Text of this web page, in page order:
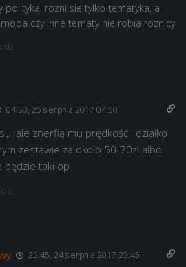
polityka, rozni sie tylko tematyka, a
czy inne tematy nie robia roznicy
04:50, 25 sierpnia 2017 04:50
ale znerfią mu prędkość i działko
zestawie za około 50-70zł albo
będzie taki op
23:45, 24 sierpnia 2017 23:45